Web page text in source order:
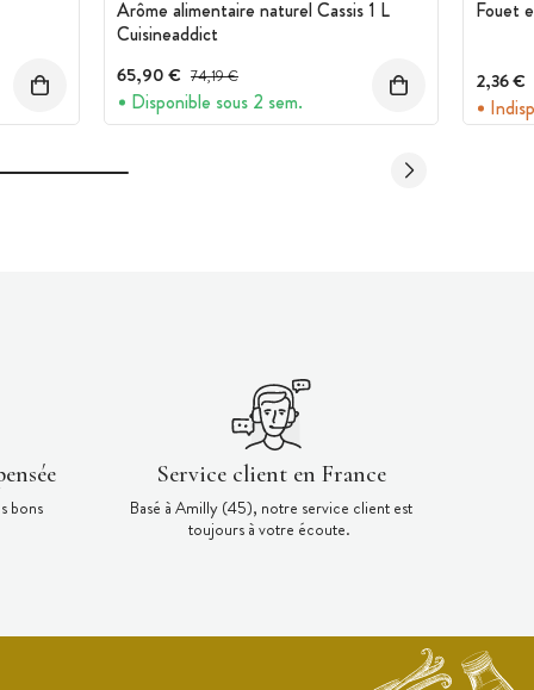
Arôme alimentaire naturel Cassis 1 L
Cuisineaddict
65,90 € Prix avant réduction :
74,19 €
Disponible sous 2 sem.
Fouet
2,36 €
bons
Service client en France
Basé à Amilly (45), notre service client est
toujours à votre écoute.